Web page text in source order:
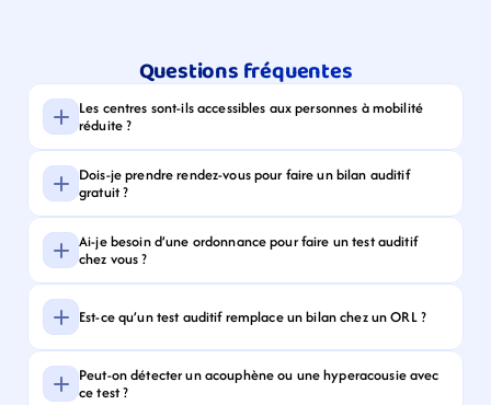
Questions fréquentes
Les centres sont-ils accessibles aux personnes à mobilité
réduite ?
Dois-je prendre rendez-vous pour faire un bilan auditif
gratuit ?
Ai-je besoin d’une ordonnance pour faire un test auditif
chez vous ?
Est-ce qu’un test auditif remplace un bilan chez un ORL ?
Peut-on détecter un acouphène ou une hyperacousie avec
ce test ?